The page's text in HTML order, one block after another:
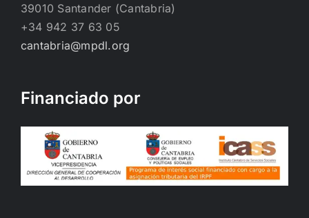
39010 Santander (Cantabria)
+34 942 37 63 05
cantabria@mpdl.org
Financiado por